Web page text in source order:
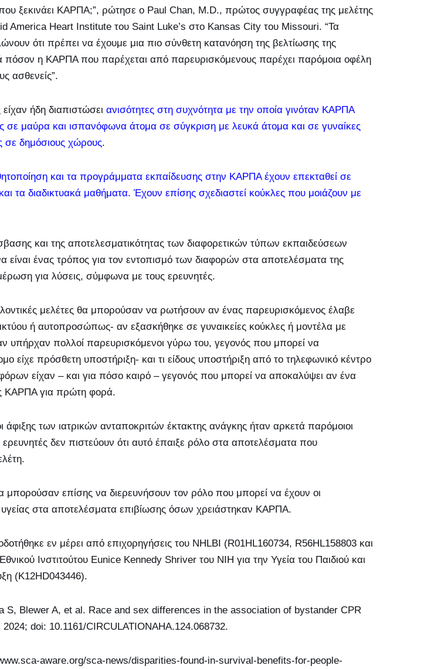
ξεκινάει ΚΑΡΠΑ;”, ρώτησε ο Paul Chan, M.D., πρώτος συγγραφέας της μελέτης
America Heart Institute του Saint Luke’s στο Kansas City του Missouri. “Τα
ότι πρέπει να έχουμε μια πιο σύνθετη κατανόηση της βελτίωσης της
πόσον η ΚΑΡΠΑ που παρέχεται από παρευρισκόμενους παρέχει παρόμοια οφέλη
ασθενείς”.
ήδη διαπιστώσει ανισότητες στη συχνότητα με την οποία γινόταν ΚΑΡΠΑ
σε μαύρα και ισπανόφωνα άτομα σε σύγκριση με λευκά άτομα και σε γυναίκες
σε δημόσιους χώρους.
και τα προγράμματα εκπαίδευσης στην ΚΑΡΠΑ έχουν επεκταθεί σε
τα διαδικτυακά μαθήματα. Έχουν επίσης σχεδιαστεί κούκλες που μοιάζουν με
και της αποτελεσματικότητας των διαφορετικών τύπων εκπαιδεύσεων
ένας τρόπος για τον εντοπισμό των διαφορών στα αποτελέσματα της
για λύσεις, σύμφωνα με τους ερευνητές.
μελέτες θα μπορούσαν να ρωτήσουν αν ένας παρευρισκόμενος έλαβε
ή αυτοπροσώπως- αν εξασκήθηκε σε γυναικείες κούκλες ή μοντέλα με
υπήρχαν πολλοί παρευρισκόμενοι γύρω του, γεγονός που μπορεί να
είχε πρόσθετη υποστήριξη- και τι είδους υποστήριξη από το τηλεφωνικό κέντρο
είχαν – και για πόσο καιρό – γεγονός που μπορεί να αποκαλύψει αν ένα
ΚΑΡΠΑ για πρώτη φορά.
άφιξης των ιατρικών ανταποκριτών έκτακτης ανάγκης ήταν αρκετά παρόμοιοι
δεν πιστεύουν ότι αυτό έπαιξε ρόλο στα αποτελέσματα που
μπορούσαν επίσης να διερευνήσουν τον ρόλο που μπορεί να έχουν οι
υγείας στα αποτελέσματα επιβίωσης όσων χρειάστηκαν ΚΑΡΠΑ.
εν μέρει από επιχορηγήσεις του NHLBI (R01HL160734, R56HL158803 και
Ινστιτούτου Eunice Kennedy Shriver του NIH για την Υγεία του Παιδιού και
(K12HD043446).
S, Blewer A, et al. Race and sex differences in the association of bystander CPR
2024; doi: 10.1161/CIRCULATIONAHA.124.068732.
aware.org/sca-news/disparities-found-in-survival-benefits-for-people-